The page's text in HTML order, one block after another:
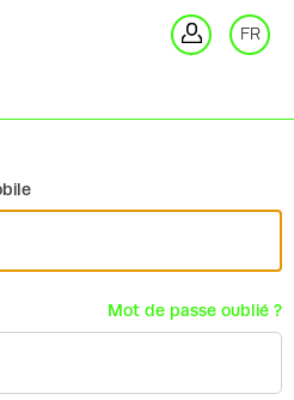
FR
Mot de passe oublié ?